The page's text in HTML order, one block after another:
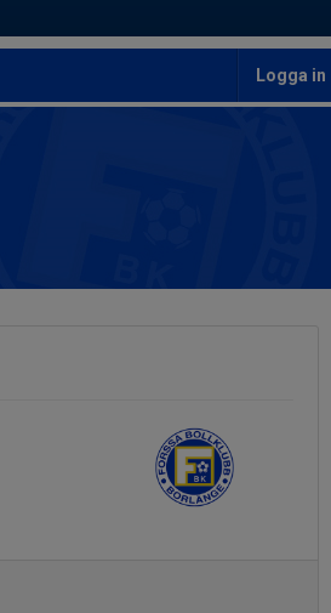
Logga in